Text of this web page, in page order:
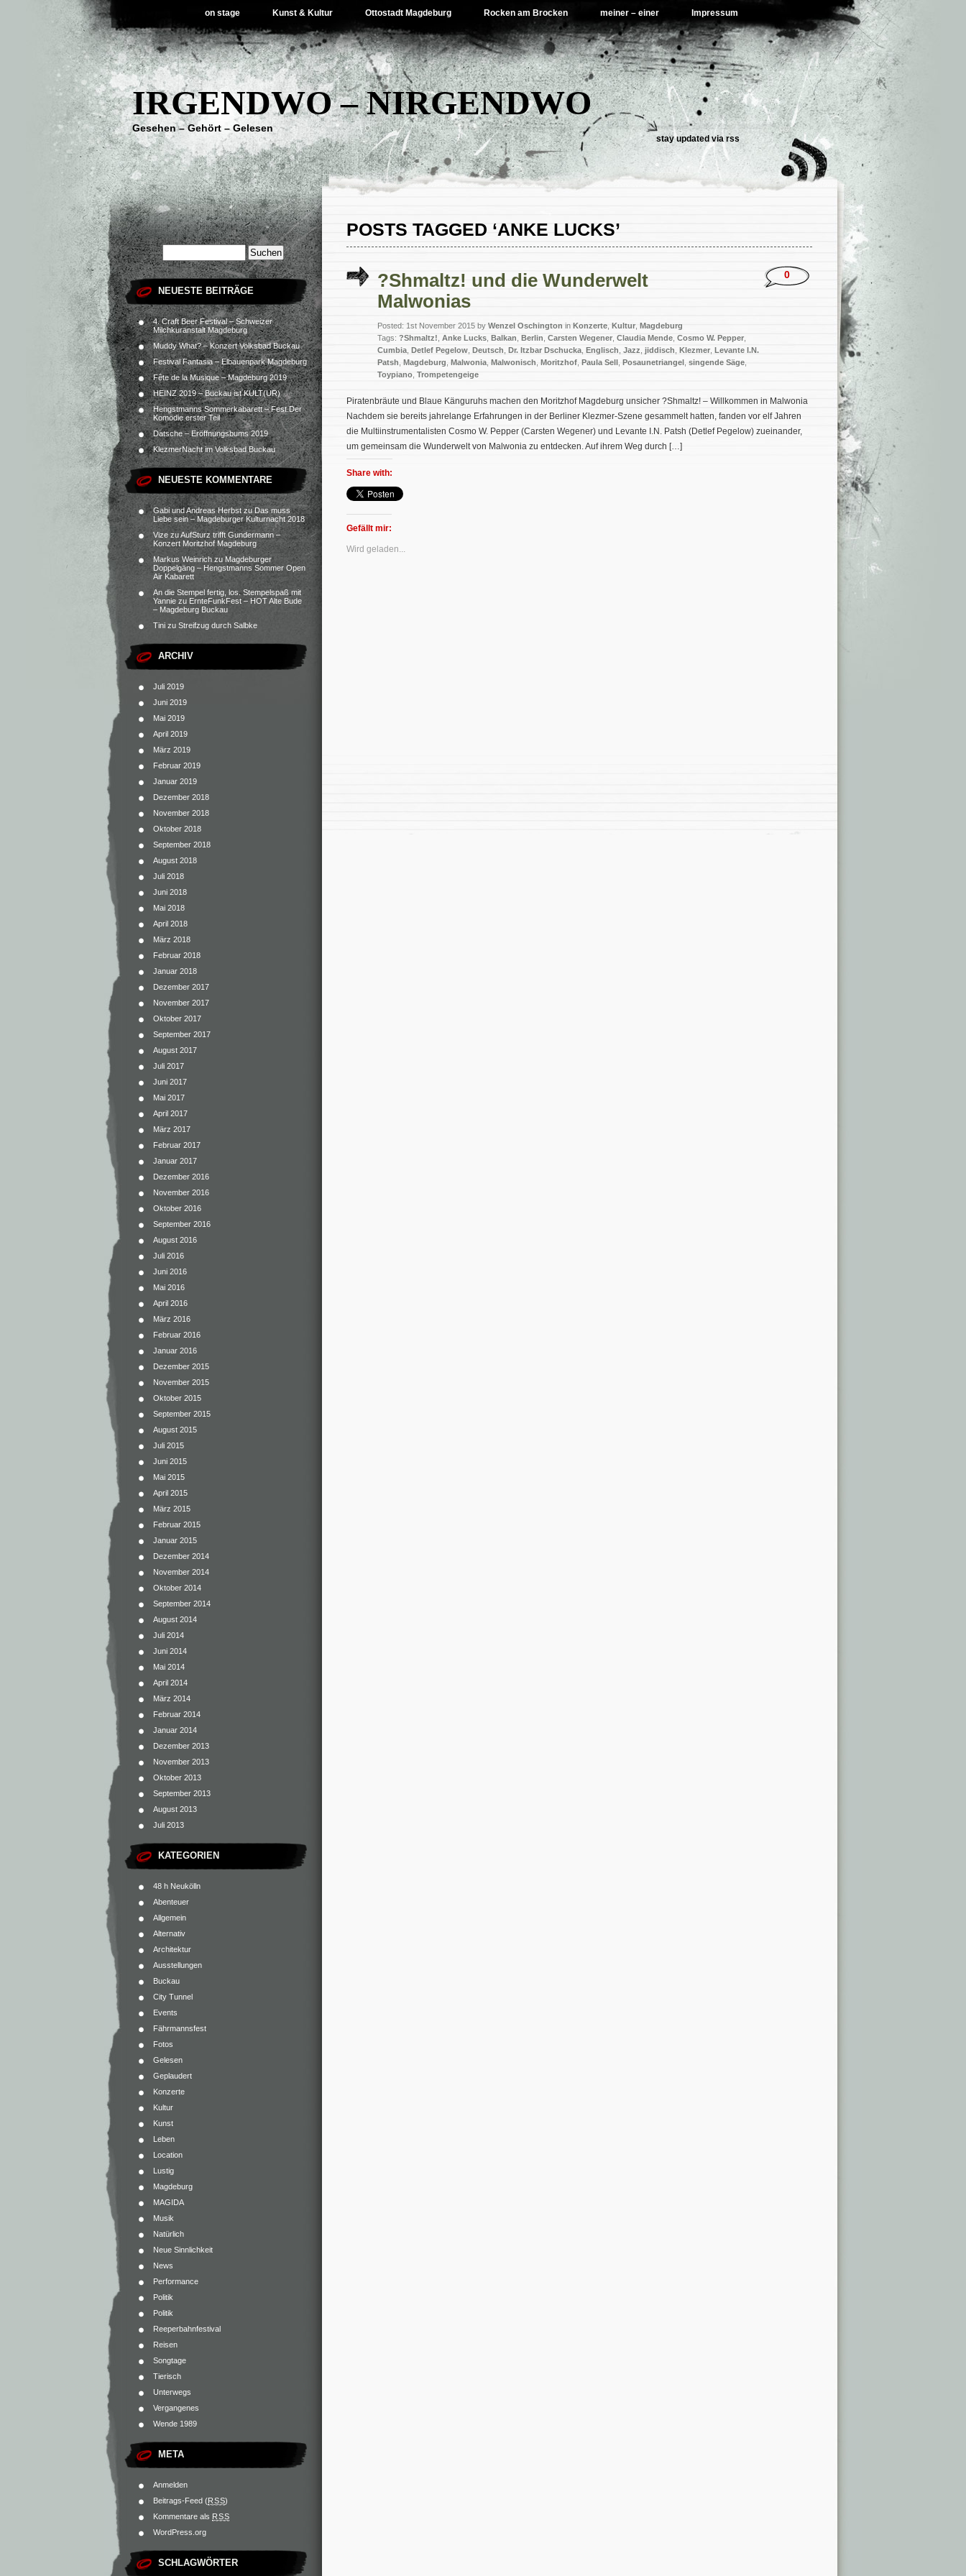
on stage Kunst & Kultur Ottostadt Magdeburg Rocken am Brocken meiner – einer Impressum
IRGENDWO – NIRGENDWO
Gesehen – Gehört – Gelesen
stay updated viarss
NEUESTE BEITRÄGE
4. Craft Beer Festival – Schweizer
Milchkuranstalt Magdeburg
Muddy What? – Konzert Volksbad Buckau
Festival Fantasia – Elbauenpark Magdeburg
Fête de la Musique – Magdeburg 2019
HEINZ 2019 – Buckau ist KULT(UR)
Hengstmanns Sommerkabarett – Fest.Der
Komödie erster Teil
Datsche – Eröffnungsbums 2019
KlezmerNacht im Volksbad Buckau
NEUESTE KOMMENTARE
Gabi und Andreas HerbstzuDas muss
Liebe sein – Magdeburger Kulturnacht 2018
Vize zuAufSturz trifft Gundermann –
Konzert Moritzhof Magdeburg
Markus Weinrich zu Magdeburger
Doppelgäng – Hengstmanns Sommer Open
Air Kabarett
An die Stempel fertig, los. Stempelspaß mit
Yannie zu ErnteFunkFest – HOT Alte Bude
– Magdeburg Buckau
Tini zu Streifzug durch Salbke
ARCHIV
Juli 2019
Juni 2019
Mai 2019
April 2019
März 2019
Februar 2019
Januar 2019
Dezember 2018
November 2018
Oktober 2018
September 2018
August 2018
Juli 2018
Juni 2018
Mai 2018
April 2018
März 2018
Februar 2018
Januar 2018
Dezember 2017
November 2017
Oktober 2017
September 2017
August 2017
Juli 2017
Juni 2017
Mai 2017
April 2017
März 2017
Februar 2017
Januar 2017
Dezember 2016
November 2016
Oktober 2016
September 2016
August 2016
Juli 2016
Juni 2016
Mai 2016
April 2016
März 2016
Februar 2016
Januar 2016
Dezember 2015
November 2015
Oktober 2015
September 2015
August 2015
Juli 2015
Juni 2015
Mai 2015
April 2015
März 2015
Februar 2015
Januar 2015
Dezember 2014
November 2014
Oktober 2014
September 2014
August 2014
Juli 2014
Juni 2014
Mai 2014
April 2014
März 2014
Februar 2014
Januar 2014
Dezember 2013
November 2013
Oktober 2013
September 2013
August 2013
Juli 2013
KATEGORIEN
48 h Neukölln
Abenteuer
Allgemein
Alternativ
Architektur
Ausstellungen
Buckau
City Tunnel
Events
Fährmannsfest
Fotos
Gelesen
Geplaudert
Konzerte
Kultur
Kunst
Leben
Location
Lustig
Magdeburg
MAGIDA
Musik
Natürlich
Neue Sinnlichkeit
News
Performance
Politik
Politik
Reeperbahnfestival
Reisen
Songtage
Tierisch
Unterwegs
Vergangenes
Wende 1989
META
Anmelden
Beitrags-Feed (RSS)
Kommentare als RSS
WordPress.org
SCHLAGWÖRTER
POSTS TAGGED ‘ANKE LUCKS’
?Shmaltz! und die Wunderwelt
Malwonias
Posted: 1st November 2015 by Wenzel Oschington in Konzerte Kultur, Magdeburg
Tags: ?Shmaltz! Anke Lucks Balkan Berlin Carsten Wegener Claudia Mende Cosmo W. Pepper
Cumbia Detlef Pegelow Deutsch Dr. Itzbar Dschucka Englisch Jazz jiddisch Klezmer Levante I.N.
Patsh Magdeburg Malwonia Malwonisch Moritzhof Paula Sell Posaunetriangel singende Säge
Toypiano Trompetengeige
0
Piratenbräute und Blaue Känguruhs machen den Moritzhof Magdeburg unsicher ?Shmaltz! – Willkommen in Malwonia
Nachdem sie bereits jahrelange Erfahrungen in der Berliner Klezmer-Szene gesammelt hatten, fanden vor elf Jahren
die Multiinstrumentalisten Cosmo W. Pepper (Carsten Wegener) und Levante I.N. Patsh (Detlef Pegelow) zueinander,
um gemeinsam die Wunderwelt von Malwonia zu entdecken. Auf ihrem Weg durch […]
Share with:
Gefällt mir:
Wird geladen...